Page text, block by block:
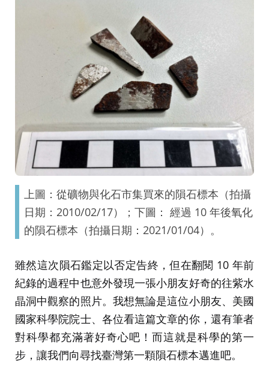
上圖：從礦物與化石市集買來的隕石標本（拍攝
日期：2010/02/17）；下圖： 經過 10 年後氧化
的隕石標本（拍攝日期：2021/01/04）。
雖然這次隕石鑑定以否定告終，但在翻閱 10 年前
紀錄的過程中也意外發現一張小朋友好奇的往紫水
晶洞中觀察的照片。我想無論是這位小朋友、美國
國家科學院院士、各位看這篇文章的你，還有筆者
對科學都充滿著好奇心吧！而這就是科學的第一
步，讓我們向尋找臺灣第一顆隕石標本邁進吧。